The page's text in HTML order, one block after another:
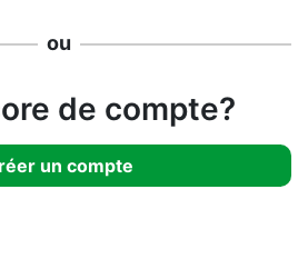
ou
de compte?
un compte